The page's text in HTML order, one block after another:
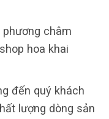
phương châm
hoa khai
đến quý khách
lượng dòng sản